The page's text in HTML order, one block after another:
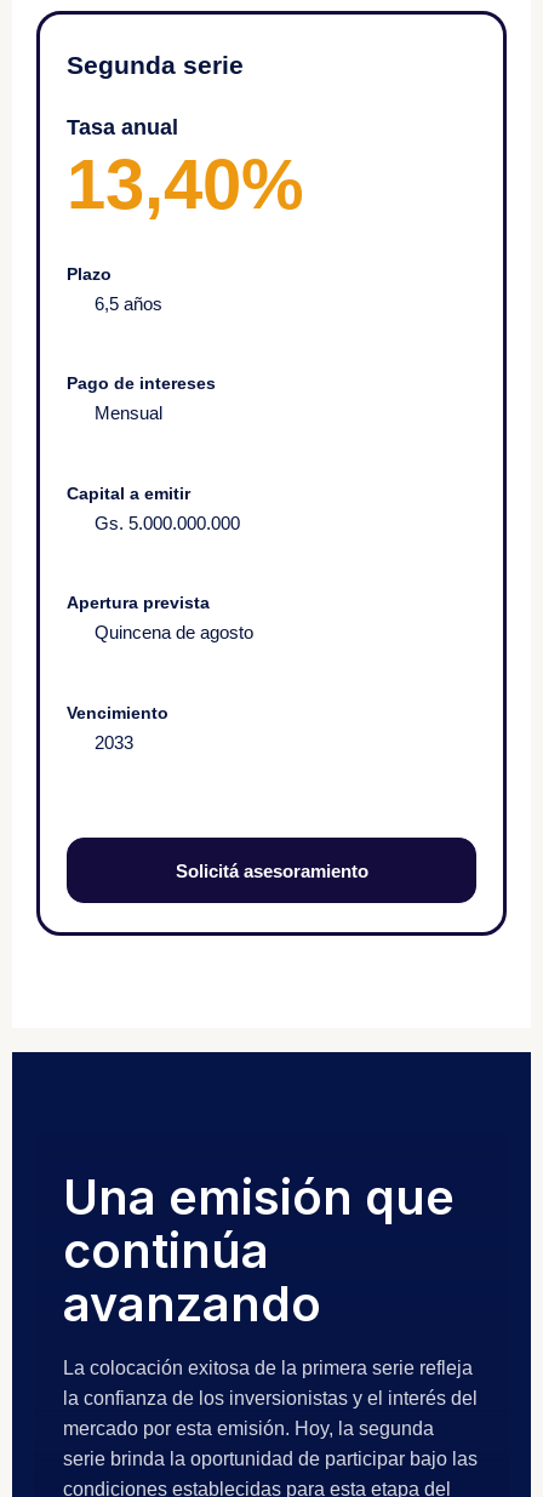
Segunda serie
Tasa anual
13,40%
Plazo
6,5 años
Pago de intereses
Mensual
Capital a emitir
Gs. 5.000.000.000
Apertura prevista
Quincena de agosto
Vencimiento
2033
Solicitá asesoramiento
Una emisión que
continúa
avanzando
La colocación exitosa de la primera serie refleja
la confianza de los inversionistas y el interés del
mercado por esta emisión. Hoy, la segunda
serie brinda la oportunidad de participar bajo las
condiciones establecidas para esta etapa del